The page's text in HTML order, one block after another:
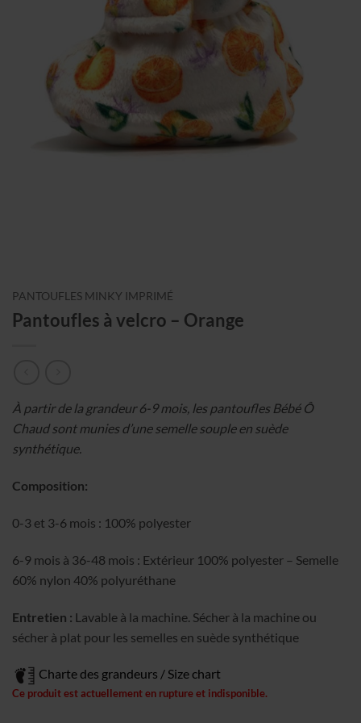
PANTOUFLES MINKY IMPRIMÉ
Pantoufles à velcro – Orange
À partir de la grandeur 6-9 mois, les pantoufles Bébé Ô
Chaud sont munies d’une semelle souple en suède
synthétique.
Composition:
0-3 et 3-6 mois : 100% polyester
6-9 mois à 36-48 mois : Extérieur 100% polyester – Semelle
60% nylon 40% polyuréthane
Entretien : Lavable à la machine. Sécher à la machine ou
sécher à plat pour les semelles en suède synthétique
Charte des grandeurs / Size chart
Ce produit est actuellement en rupture et indisponible.